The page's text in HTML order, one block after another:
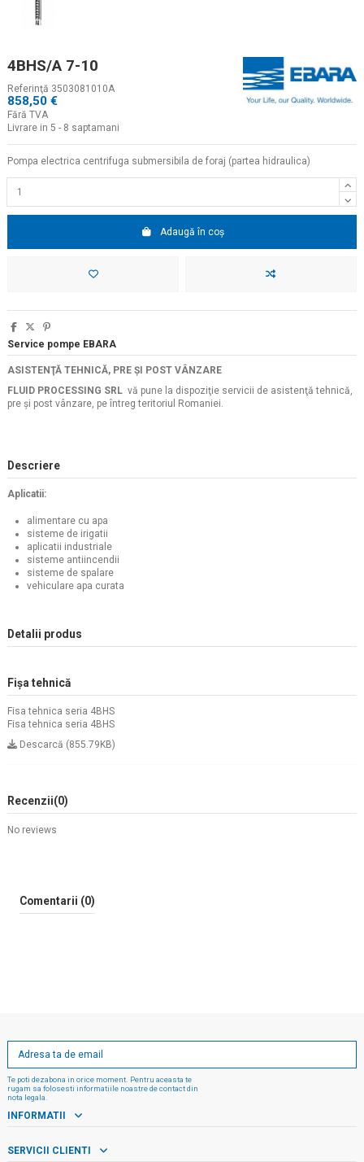
4BHS/A 7-10
Referinţă 3503081010A
858,50 €
Fără TVA
Livrare in 5 - 8 saptamani
Pompa electrica centrifuga submersibila de foraj (partea hidraulica)
Adaugă în coș
Service pompe EBARA
ASISTENŢĂ TEHNICĂ, PRE ŞI POST VÂNZARE
FLUID PROCESSING SRL vă pune la dispoziţie servicii de asistenţă tehnică,
pre şi post vânzare, pe întreg teritoriul Romaniei.
Descriere
Aplicatii:
alimentare cu apa
sisteme de irigatii
aplicatii industriale
sisteme antiincendii
sisteme de spalare
vehiculare apa curata
Detalii produs
Fișa tehnică
Fisa tehnica seria 4BHS
Fisa tehnica seria 4BHS
Descarcă (855.79KB)
Recenzii(0)
No reviews
Comentarii (0)
Te poti dezabona in orice moment. Pentru aceasta te
rugam sa folosesti informatiile noastre de contact din
nota legala.
INFORMATII
SERVICII CLIENTI